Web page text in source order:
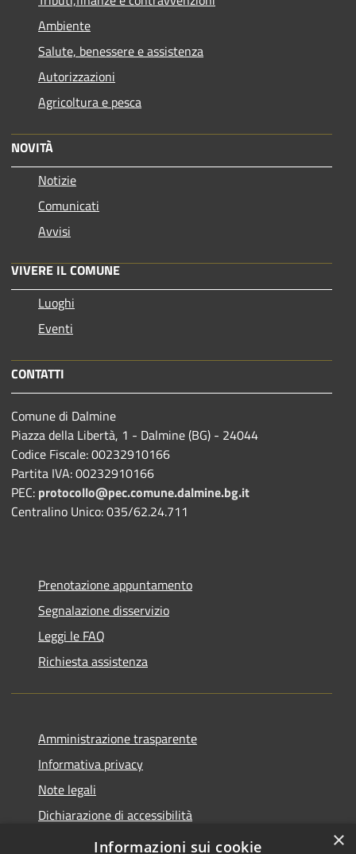
Ambiente
Salute, benessere e assistenza
Autorizzazioni
Agricoltura e pesca
NOVITÀ
Notizie
Comunicati
Avvisi
VIVERE IL COMUNE
Luoghi
Eventi
CONTATTI
Comune di Dalmine
Piazza della Libertà, 1 - Dalmine (BG) - 24044
Codice Fiscale: 00232910166
Partita IVA: 00232910166
PEC: protocollo@pec.comune.dalmine.bg.it
Centralino Unico: 035/62.24.711
Prenotazione appuntamento
Segnalazione disservizio
Leggi le FAQ
Richiesta assistenza
Amministrazione trasparente
Informativa privacy
Note legali
Dichiarazione di accessibilità
Piano di miglioramento del sito
×
Informazioni sui cookie